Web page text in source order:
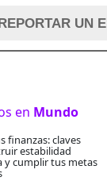
UN
en Mundo
finanzas: claves
estabilidad
y cumplir tus metas